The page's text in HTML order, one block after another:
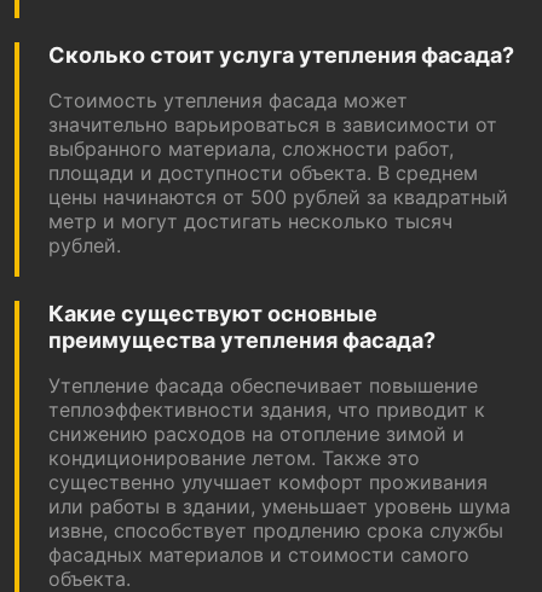
Сколько стоит услуга утепления фасада?
Стоимость утепления фасада может
значительно варьироваться в зависимости от
выбранного материала, сложности работ,
площади и доступности объекта. В среднем
цены начинаются от 500 рублей за квадратный
метр и могут достигать несколько тысяч
рублей.
Какие существуют основные
преимущества утепления фасада?
Утепление фасада обеспечивает повышение
теплоэффективности здания, что приводит к
снижению расходов на отопление зимой и
кондиционирование летом. Также это
существенно улучшает комфорт проживания
или работы в здании, уменьшает уровень шума
извне, способствует продлению срока службы
фасадных материалов и стоимости самого
объекта.